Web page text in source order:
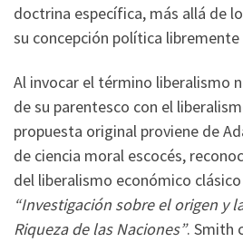
doctrina específica, más allá de
su concepción política
Al invocar el término liberalismo
de su parentesco con el
propuesta original proviene de
de ciencia moral escocés,
del liberalismo económico
“Investigación sobre el origen y
Riqueza de las Naciones”. Smith